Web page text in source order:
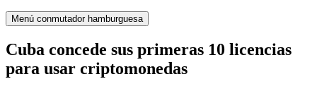
Menú conmutador hamburguesa
Cuba concede sus primeras 10 licencias
para usar criptomonedas